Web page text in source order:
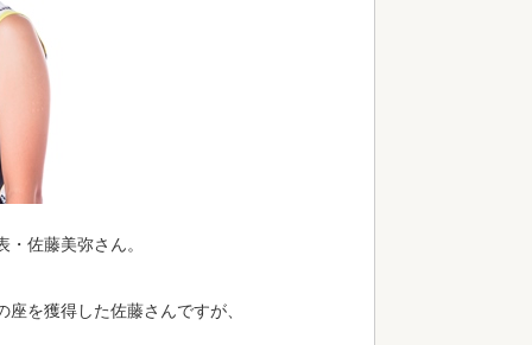
佐藤美弥さん。
を獲得した佐藤さんですが、